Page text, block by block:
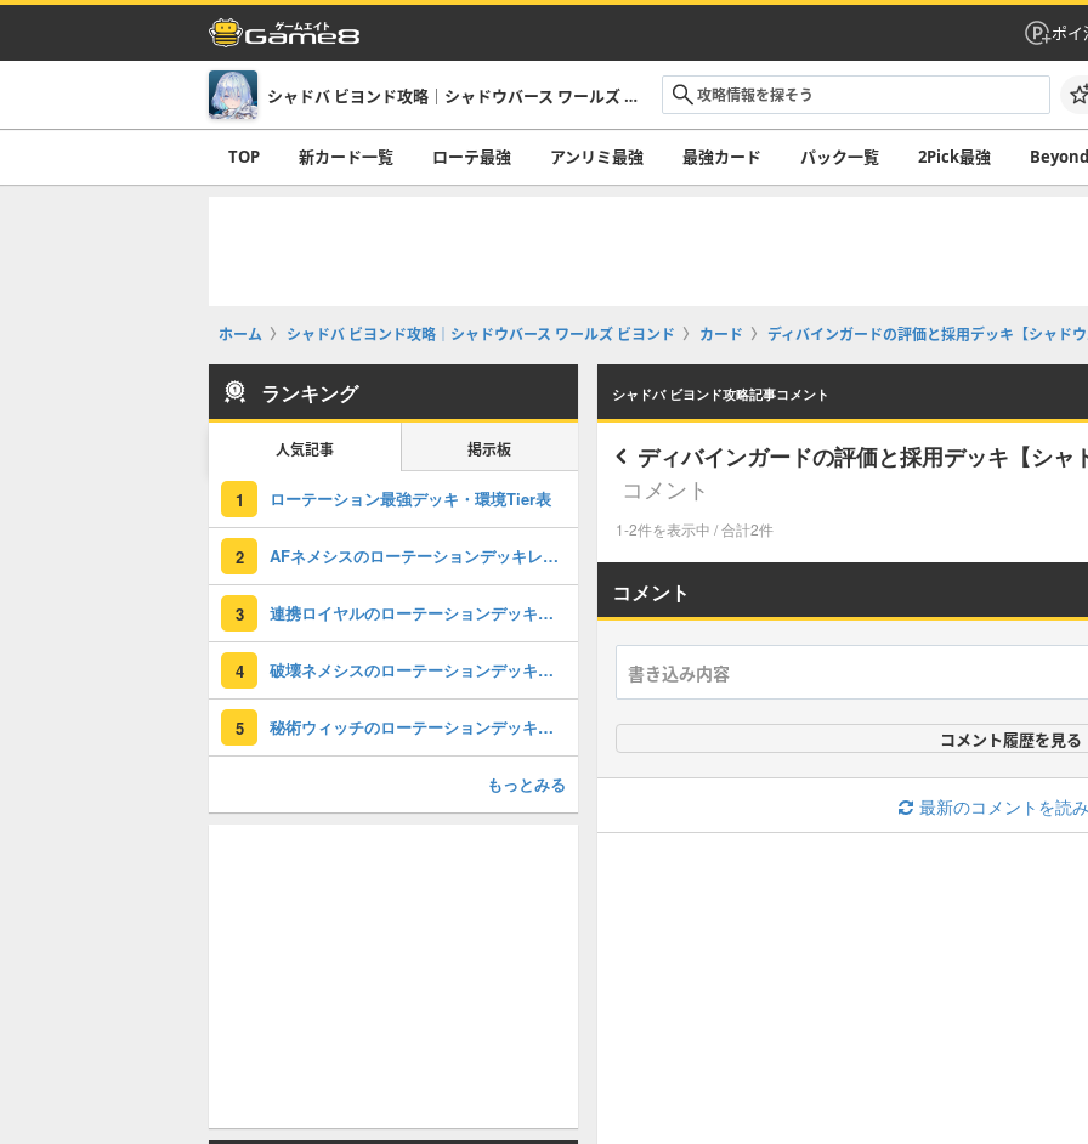
ポイ
シャドバ ビヨンド攻略｜シャドウバース ワールズ ビヨンド
TOP 新カード一覧 ローテ最強 アンリミ最強 最強カード パック一覧 2Pick最強
ホーム シャドバ ビヨンド攻略｜シャドウバース ワールズ ビヨンド カード ディバインガードの評価と採用デッキ【シャドウ
シャドバ ビヨンド攻略記事コメント
ディバインガードの評価と採用デッキ【シャ
コメント
1-2件を表示中 / 合計2件
コメント
コメント履歴を見る
最新のコメントを読
ランキング
人気記事 掲示板
1 ローテーション最強デッキ・環境Tier表
2 AFネメシスのローテーションデッキレシピと立ち回り
3 連携ロイヤルのローテーションデッキレシピと立ち回り・マリガン
4 破壊ネメシスのローテーションデッキレシピと立ち回り・対策
5 秘術ウィッチのローテーションデッキレシピと立ち回り
もっとみる